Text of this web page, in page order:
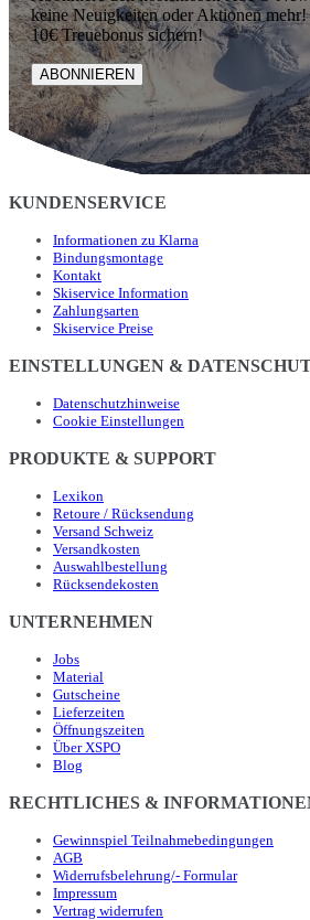
keine Neuigkeiten oder Aktionen
10€ Treuebonus sichern!
ABONNIEREN
KUNDENSERVICE
Informationen zu Klarna
Bindungsmontage
Kontakt
Skiservice Information
Zahlungsarten
Skiservice Preise
EINSTELLUNGEN &
Datenschutzhinweise
Cookie Einstellungen
PRODUKTE & SUPPORT
Lexikon
Retoure / Rücksendung
Versand Schweiz
Versandkosten
Auswahlbestellung
Rücksendekosten
UNTERNEHMEN
Jobs
Material
Gutscheine
Lieferzeiten
Öffnungszeiten
Über XSPO
Blog
RECHTLICHES &
Gewinnspiel Teilnahmebedingungen
AGB
Widerrufsbelehrung/- Formular
Impressum
Vertrag widerrufen